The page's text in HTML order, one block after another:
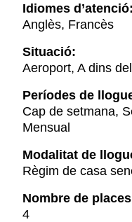
Idiomes d’atenció:
Anglès, Francès
Situació:
Aeroport, A dins
Períodes de
Cap de setmana,
Mensual
Modalitat de
Règim de casa
Nombre de
4